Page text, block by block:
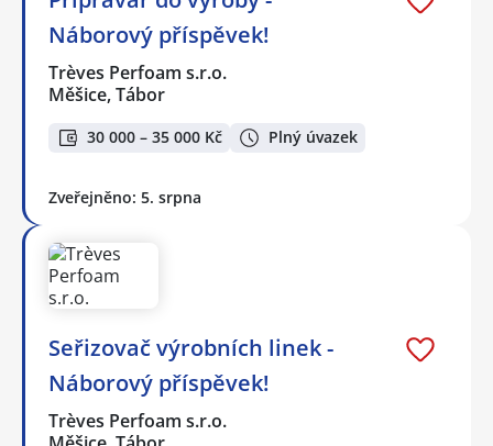
Náborový příspěvek!
Trèves Perfoam s.r.o.
Měšice, Tábor
30 000 – 35 000 Kč Plný úvazek
Zveřejněno: 5. srpna
Seřizovač výrobních linek -
Náborový příspěvek!
Trèves Perfoam s.r.o.